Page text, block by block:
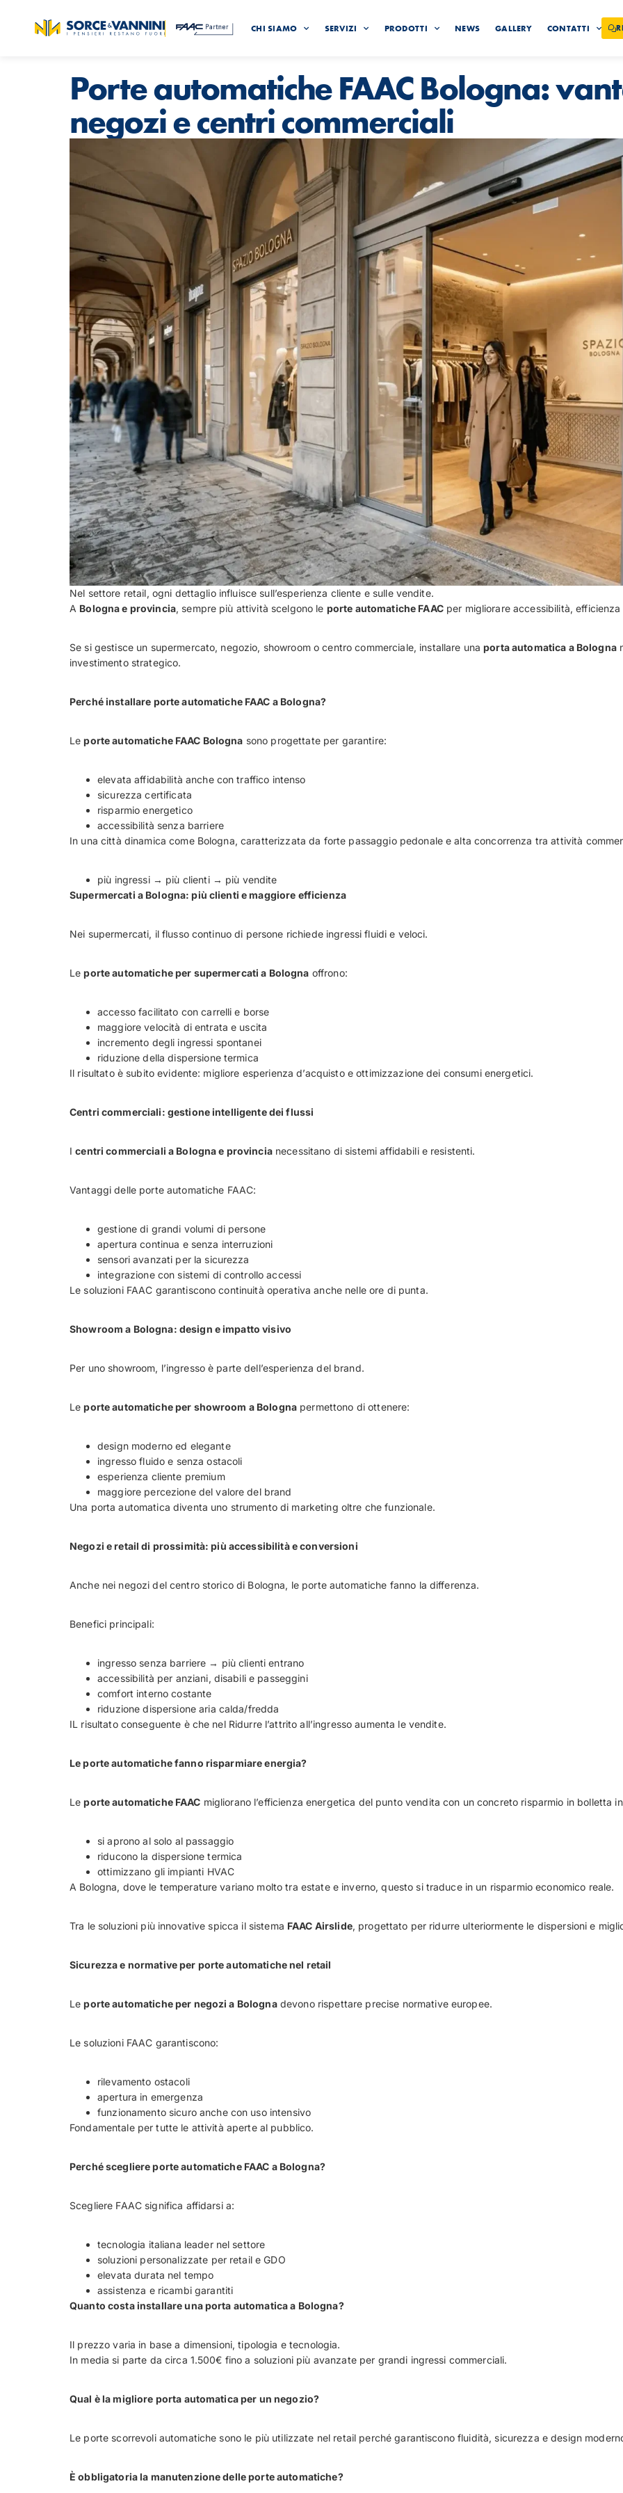
CHI SIAMO SERVIZI PRODOTTI NEWS GALLERY CONTATTI
Porte automatiche FAAC Bologna:
negozi e centri commerciali
Nel settore retail, ogni dettaglio influisce sull’esperienza cliente e sulle vendite.
A Bologna e provincia, sempre più attività scelgono le porte automatiche FAACper migliorare accessibilità,
Se si gestisce un supermercato, negozio, showroom o centro commerciale, installare unaporta automatica a Bologna
investimento strategico.
Perché installare porte automatiche FAAC a Bologna?
Leporte automatiche FAAC Bologna sono progettate per garantire:
elevata affidabilità anche con traffico intenso
sicurezza certificata
risparmio energetico
accessibilità senza barriere
In una città dinamica come Bologna, caratterizzata da forte passaggio pedonale e alta concorrenza tra attività
più ingressi → più clienti → più vendite
Supermercati a Bologna: più clienti e maggiore efficienza
Nei supermercati, il flusso continuo di persone richiede ingressi fluidi e veloci.
Leporte automatiche per supermercati a Bologna offrono:
accesso facilitato con carrelli e borse
maggiore velocità di entrata e uscita
incremento degli ingressi spontanei
riduzione della dispersione termica
Il risultato è subito evidente: migliore esperienza d’acquisto e ottimizzazione dei consumi energetici.
Centri commerciali: gestione intelligente dei flussi
Icentri commerciali a Bologna e provincianecessitano di sistemi affidabili e resistenti.
Vantaggi delle porte automatiche FAAC:
gestione di grandi volumi di persone
apertura continua e senza interruzioni
sensori avanzati per la sicurezza
integrazione con sistemi di controllo accessi
Le soluzioni FAAC garantiscono continuità operativa anche nelle ore di punta.
Showroom a Bologna: design e impatto visivo
Per uno showroom, l’ingresso è parte dell’esperienza del brand.
Leporte automatiche per showroom a Bologna permettono di ottenere:
design moderno ed elegante
ingresso fluido e senza ostacoli
esperienza cliente premium
maggiore percezione del valore del brand
Una porta automatica diventa uno strumento di marketing oltre che funzionale.
Negozi e retail di prossimità: più accessibilità e conversioni
Anche nei negozi del centro storico di Bologna, le porte automatiche fanno la differenza.
Benefici principali:
ingresso senza barriere → più clienti entrano
accessibilità per anziani, disabili e passeggini
comfort interno costante
riduzione dispersione aria calda/fredda
IL risultato conseguente è che nel Ridurre l’attrito all’ingresso aumenta le vendite.
Le porte automatiche fanno risparmiare energia?
Leporte automatiche FAAC migliorano l’efficienza energetica del punto vendita con un concreto risparmio in bolletta
si aprono al solo al passaggio
riducono la dispersione termica
ottimizzano gli impianti HVAC
A Bologna, dove le temperature variano molto tra estate e inverno, questo si traduce in un risparmio economico reale.
Tra le soluzioni più innovative spicca il sistema FAAC Airslide, progettato per ridurre ulteriormente le dispersioni e
Sicurezza e normative per porte automatiche nel retail
Leporte automatiche per negozi a Bolognadevono rispettare precise normative europee.
Le soluzioni FAAC garantiscono:
rilevamento ostacoli
apertura in emergenza
funzionamento sicuro anche con uso intensivo
Fondamentale per tutte le attività aperte al pubblico.
Perché scegliere porte automatiche FAAC a Bologna?
Scegliere FAAC significa affidarsi a:
tecnologia italiana leader nel settore
soluzioni personalizzate per retail e GDO
elevata durata nel tempo
assistenza e ricambi garantiti
Quanto costa installare una porta automatica a Bologna?
Il prezzo varia in base a dimensioni, tipologia e tecnologia.
In media si parte da circa 1.500€ fino a soluzioni più avanzate per grandi ingressi commerciali.
Qual è la migliore porta automatica per un negozio?
Le porte scorrevoli automatiche sono le più utilizzate nel retail perché garantiscono fluidità, sicurezza e design
È obbligatoria la manutenzione delle porte automatiche?